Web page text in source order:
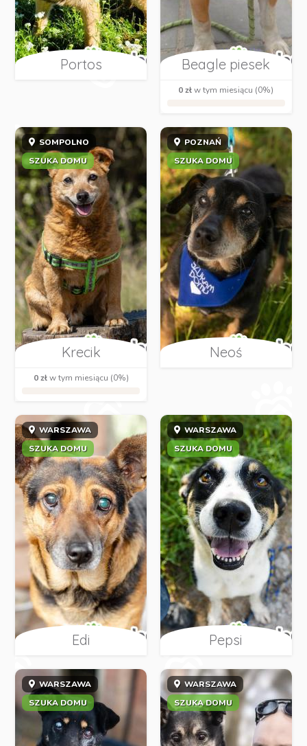
Portos Beagle piesek
0 złw tym miesiącu (0%)
SOMPOLNO
SZUKA DOMU
Krecik
0 złw tym miesiącu (0%)
POZNAŃ
SZUKA DOMU
Neoś
WARSZAWA
SZUKA DOMU
Edi
WARSZAWA
SZUKA DOMU
Pepsi
WARSZAWA
SZUKA DOMU
WARSZAWA
SZUKA DOMU